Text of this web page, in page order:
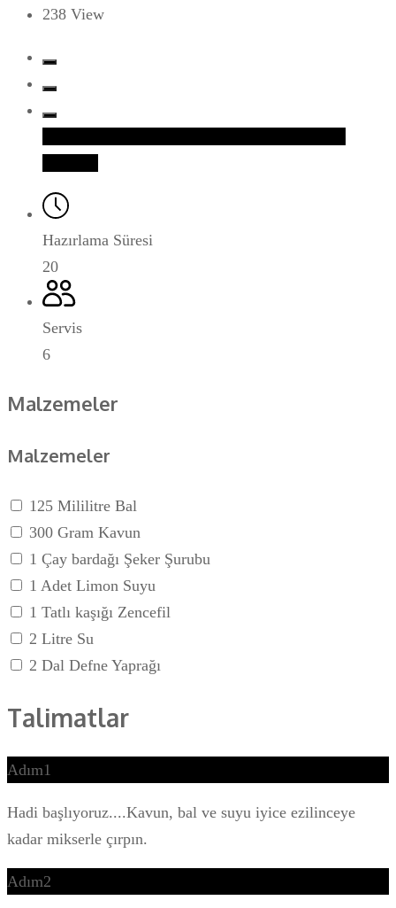
238 View
Hazırlama Süresi
20
Servis
6
Malzemeler
Malzemeler
125 Mililitre Bal
300 Gram Kavun
1 Çay bardağı Şeker Şurubu
1 Adet Limon Suyu
1 Tatlı kaşığı Zencefil
2 Litre Su
2 Dal Defne Yaprağı
Talimatlar
Adım1
Hadi başlıyoruz....Kavun, bal ve suyu iyice ezilinceye
kadar mikserle çırpın.
Adım2